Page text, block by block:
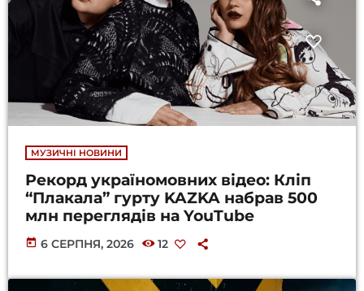
МУЗИЧНІ НОВИНИ
Рекорд україномовних відео: Кліп
“Плакала” гурту KAZKA набрав 500
млн переглядів на YouTube
today 6 СЕРПНЯ, 2026 12